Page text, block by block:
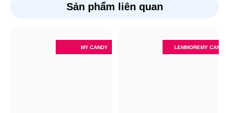
Sản phẩm liên quan
MY CANDY LEMMOREMY CANDY